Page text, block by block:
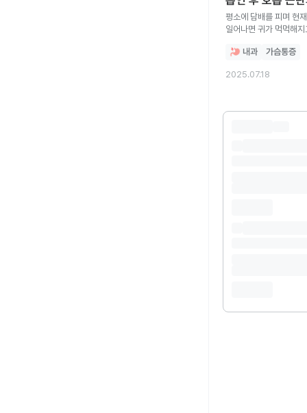
평소에 담배를 피며 현재 2년정도가 지났어요 최근 숨을 쉬는게 너무 벅
일어나면 귀가 먹먹해지고 눈 앞이 캄캄해집니다 이때 앞으로 기대
내과 가슴통증
2025.07.18